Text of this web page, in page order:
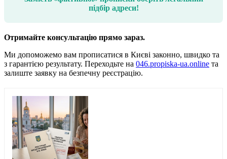
підбір адреси!
Отримайте консультацію прямо зараз.
Ми допоможемо вам прописатися в Києві законно, швидко та
з гарантією результату. Переходьте на 046.propiska-ua.online та
залиште заявку на безпечну реєстрацію.